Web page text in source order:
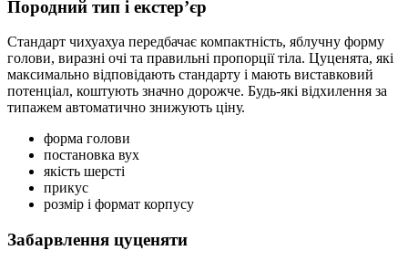
Породний тип і екстерʼєр
Стандарт чихуахуа передбачає компактність, яблучну форму
голови, виразні очі та правильні пропорції тіла. Цуценята, які
максимально відповідають стандарту і мають виставковий
потенціал, коштують значно дорожче. Будь-які відхилення за
типажем автоматично знижують ціну.
форма голови
постановка вух
якість шерсті
прикус
розмір і формат корпусу
Забарвлення цуценяти